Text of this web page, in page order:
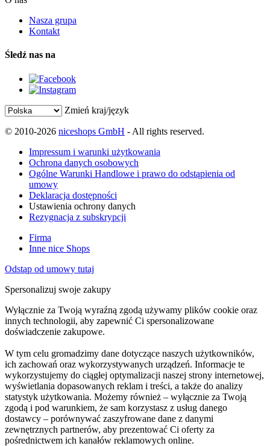
Nasza grupa
Kontakt
Śledź nas na
Zmień kraj/język
© 2010-2026 niceshops GmbH - All rights reserved.
Impressum i warunki użytkowania
Ochrona danych osobowych
Ogólne Warunki Handlowe i prawo do odstąpienia od
umowy
Deklaracja dostępności
Ustawienia ochrony danych
Rezygnacja z subskrypcji
Firma
Inne nice Shops
Odstąp od umowy tutaj
Spersonalizuj swoje zakupy
Wyłącznie za Twoją wyraźną zgodą używamy plików cookie oraz
innych technologii, aby zapewnić Ci spersonalizowane
doświadczenie zakupowe.
W tym celu gromadzimy dane dotyczące naszych użytkowników,
ich zachowań oraz wykorzystywanych urządzeń. Informacje te
wykorzystujemy do ciągłej optymalizacji naszej strony internetowej,
wyświetlania dopasowanych reklam i treści, a także do analizy
statystyk użytkowania. Możemy również – wyłącznie za Twoją
zgodą i pod warunkiem, że sam korzystasz z usług danego
dostawcy – porównywać zaszyfrowane dane z danymi
zewnętrznych partnerów, aby prezentować Ci oferty za
pośrednictwem ich kanałów reklamowych online.